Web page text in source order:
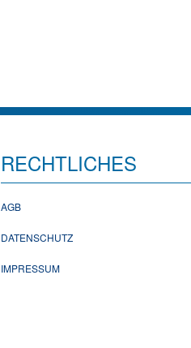
RECHTLICHES
AGB
DATENSCHUTZ
IMPRESSUM